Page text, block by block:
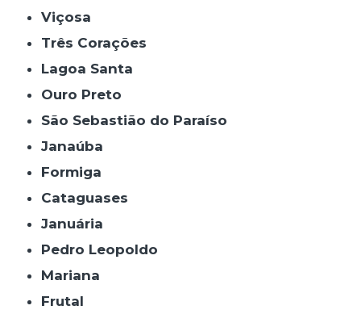
Viçosa
Três Corações
Lagoa Santa
Ouro Preto
São Sebastião do Paraíso
Janaúba
Formiga
Cataguases
Januária
Pedro Leopoldo
Mariana
Frutal